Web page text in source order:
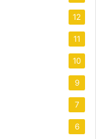
12
11
10
9
7
6